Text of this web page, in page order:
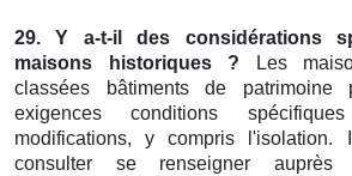
29. Y a-t-il des considérations
maisons historiques ? Les
classées bâtiments de patrimoine
exigences conditions
modifications, y compris
consulter se renseigner